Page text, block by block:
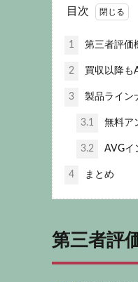
目次
1 第三者評価
2 買収以降も
3 製品ライン
3.1 無料ア
3.2 AVGイ
4 まとめ
第三者評